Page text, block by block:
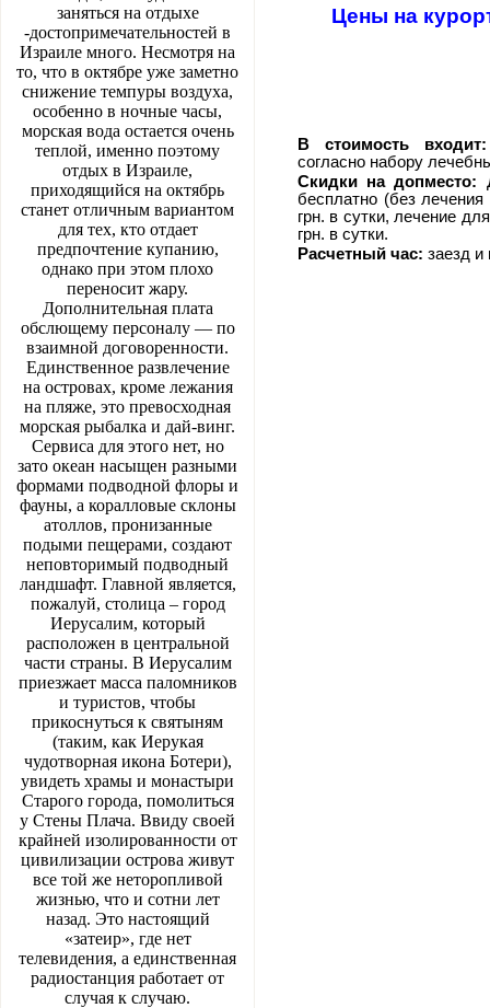
заняться на отдыхе
-достопримечательностей в
Израиле много. Несмотря на
то, что в октябре уже заметно
снижение темпуры воздуха,
особенно в ночные часы,
морская вода остается очень
теплой, именно поэтому
отдых в Израиле,
приходящийся на октябрь
станет отличным вариантом
для тех, кто отдает
предпочтение купанию,
однако при этом плохо
переносит жару.
Дополнительная плата
обслющему персоналу — по
взаимной договоренности.
Единственное развлечение
на островах, кроме лежания
на пляже, это превосходная
морская рыбалка и дай-винг.
Сервиса для этого нет, но
зато океан насыщен разными
формами подводной флоры и
фауны, а коралловые склоны
атоллов, пронизанные
подыми пещерами, создают
неповторимый подводный
ландшафт. Главной является,
пожалуй, столица – город
Иерусалим, который
расположен в центральной
части страны. В Иерусалим
приезжает масса паломников
и туристов, чтобы
прикоснуться к святыням
(таким, как Иерукая
чудотворная икона Ботери),
увидеть храмы и монастыри
Старого города, помолиться
у Стены Плача. Ввиду своей
крайней изолированности от
цивилизации острова живут
все той же неторопливой
жизнью, что и сотни лет
назад. Это настоящий
«затеир», где нет
телевидения, а единственная
радиостанция работает от
случая к случаю.
Цены на
В стоимость входит:
согласно набору
Скидки на допместо:
бесплатно (без
грн. в сутки, лечение
грн. в сутки.
Расчетный час: заезд и